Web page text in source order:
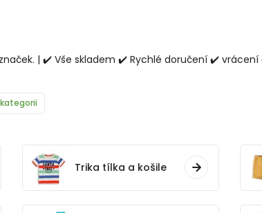
| ✔️ Vše skladem ✔️ Rychlé doručení ✔️
Trika tílka a košile